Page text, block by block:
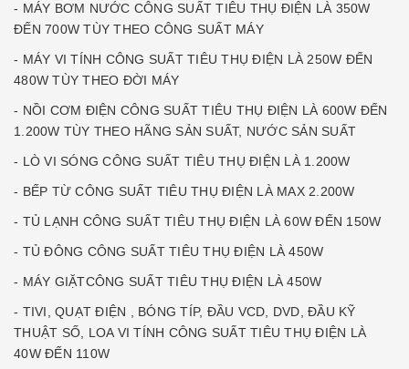
- MÁY BƠM NƯỚC CÔNG SUẤT TIÊU THỤ ĐIỆN LÀ 350W
ĐẾN 700W TÙY THEO CÔNG SUẤT MÁY
- MÁY VI TÍNH CÔNG SUẤT TIÊU THỤ ĐIỆN LÀ 250W ĐẾN
480W TÙY THEO ĐỜI MÁY
- NỒI CƠM ĐIỆN CÔNG SUẤT TIÊU THỤ ĐIỆN LÀ 600W ĐẾN
1.200W TÙY THEO HÃNG SẢN SUẤT, NƯỚC SẢN SUẤT
- LÒ VI SÓNG CÔNG SUẤT TIÊU THỤ ĐIỆN LÀ 1.200W
- BẾP TỪ CÔNG SUẤT TIÊU THỤ ĐIỆN LÀ MAX 2.200W
- TỦ LẠNH CÔNG SUẤT TIÊU THỤ ĐIỆN LÀ 60W ĐẾN 150W
- TỦ ĐÔNG CÔNG SUẤT TIÊU THỤ ĐIỆN LÀ 450W
- MÁY GIẶTCÔNG SUẤT TIÊU THỤ ĐIỆN LÀ 450W
- TIVI, QUẠT ĐIỆN , BÓNG TÍP, ĐẦU VCD, DVD, ĐẦU KỸ
THUẬT SỐ, LOA VI TÍNH CÔNG SUẤT TIÊU THỤ ĐIỆN LÀ
40W ĐẾN 110W